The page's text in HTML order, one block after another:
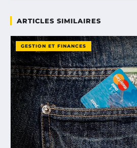
ARTICLES SIMILAIRES
GESTION ET FINANCES